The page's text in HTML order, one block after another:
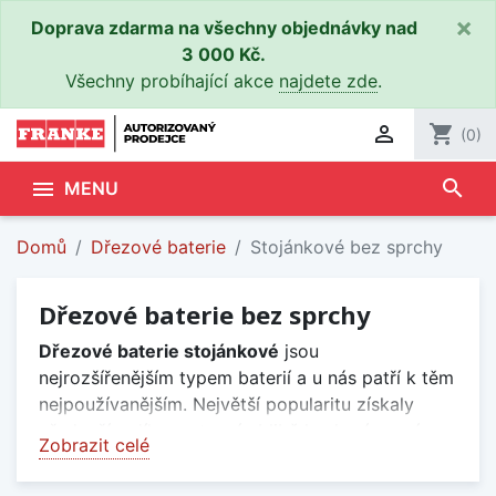
Doprava zdarma na všechny objednávky nad
3 000 Kč.
Všechny probíhající akce najdete zde.
×
 shopping_cart (0)
 MENU search
Domů Dřezové baterie Stojánkové bez sprchy
Dřezové baterie bez sprchy
Zobrazit celé
Dřezové baterie stojánkové jsou
nejrozšířenějším typem baterií a u nás patří k těm
nejpoužívanějším. Největší popularitu získaly
se zabudovanými
dvojku tvoří s těmi zapuštěnými nebo klasickými.